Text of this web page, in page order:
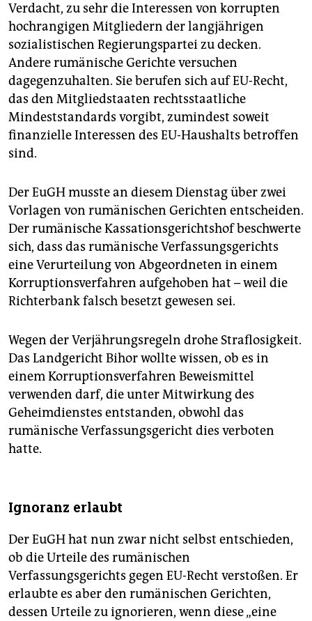
Verdacht, zu sehr die Interessen von korrupten
hochrangigen Mitgliedern der langjährigen
sozialistischen Regierungspartei zu decken.
Andere rumänische Gerichte versuchen
dagegenzuhalten. Sie berufen sich auf EU-Recht,
das den Mitgliedstaaten rechtsstaatliche
Mindeststandards vorgibt, zumindest soweit
finanzielle Interessen des EU-Haushalts betroffen
sind.
Der EuGH musste an diesem Dienstag über zwei
Vorlagen von rumänischen Gerichten entscheiden.
Der rumänische Kassationsgerichtshof beschwerte
sich, dass das rumänische Verfassungsgerichts
eine Verurteilung von Abgeordneten in einem
Korruptionsverfahren aufgehoben hat – weil die
Richterbank falsch besetzt gewesen sei.
Wegen der Verjährungsregeln drohe Straflosigkeit.
Das Landgericht Bihor wollte wissen, ob es in
einem Korruptionsverfahren Beweismittel
verwenden darf, die unter Mitwirkung des
Geheimdienstes entstanden, obwohl das
rumänische Verfassungsgericht dies verboten
hatte.
Ignoranz erlaubt
Der EuGH hat nun zwar nicht selbst entschieden,
ob die Urteile des rumänischen
Verfassungsgerichts gegen EU-Recht verstoßen. Er
erlaubte es aber den rumänischen Gerichten,
dessen Urteile zu ignorieren, wenn diese „eine